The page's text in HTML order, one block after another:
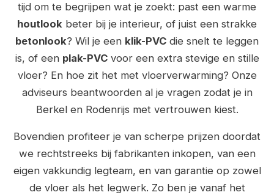
tijd om te begrijpen wat je zoekt: past een warme
houtlook beter bij je interieur, of juist een strakke
betonlook? Wil je een klik-PVC die snelt te leggen
is, of een plak-PVCvoor een extra stevige en stille
vloer? En hoe zit het met vloerverwarming? Onze
adviseurs beantwoorden al je vragen zodat je in
Berkel en Rodenrijs met vertrouwen kiest.
Bovendien profiteer je van scherpe prijzen doordat
we rechtstreeks bij fabrikanten inkopen, van een
eigen vakkundig legteam, en van garantie op zowel
de vloer als het legwerk. Zo ben je vanaf het